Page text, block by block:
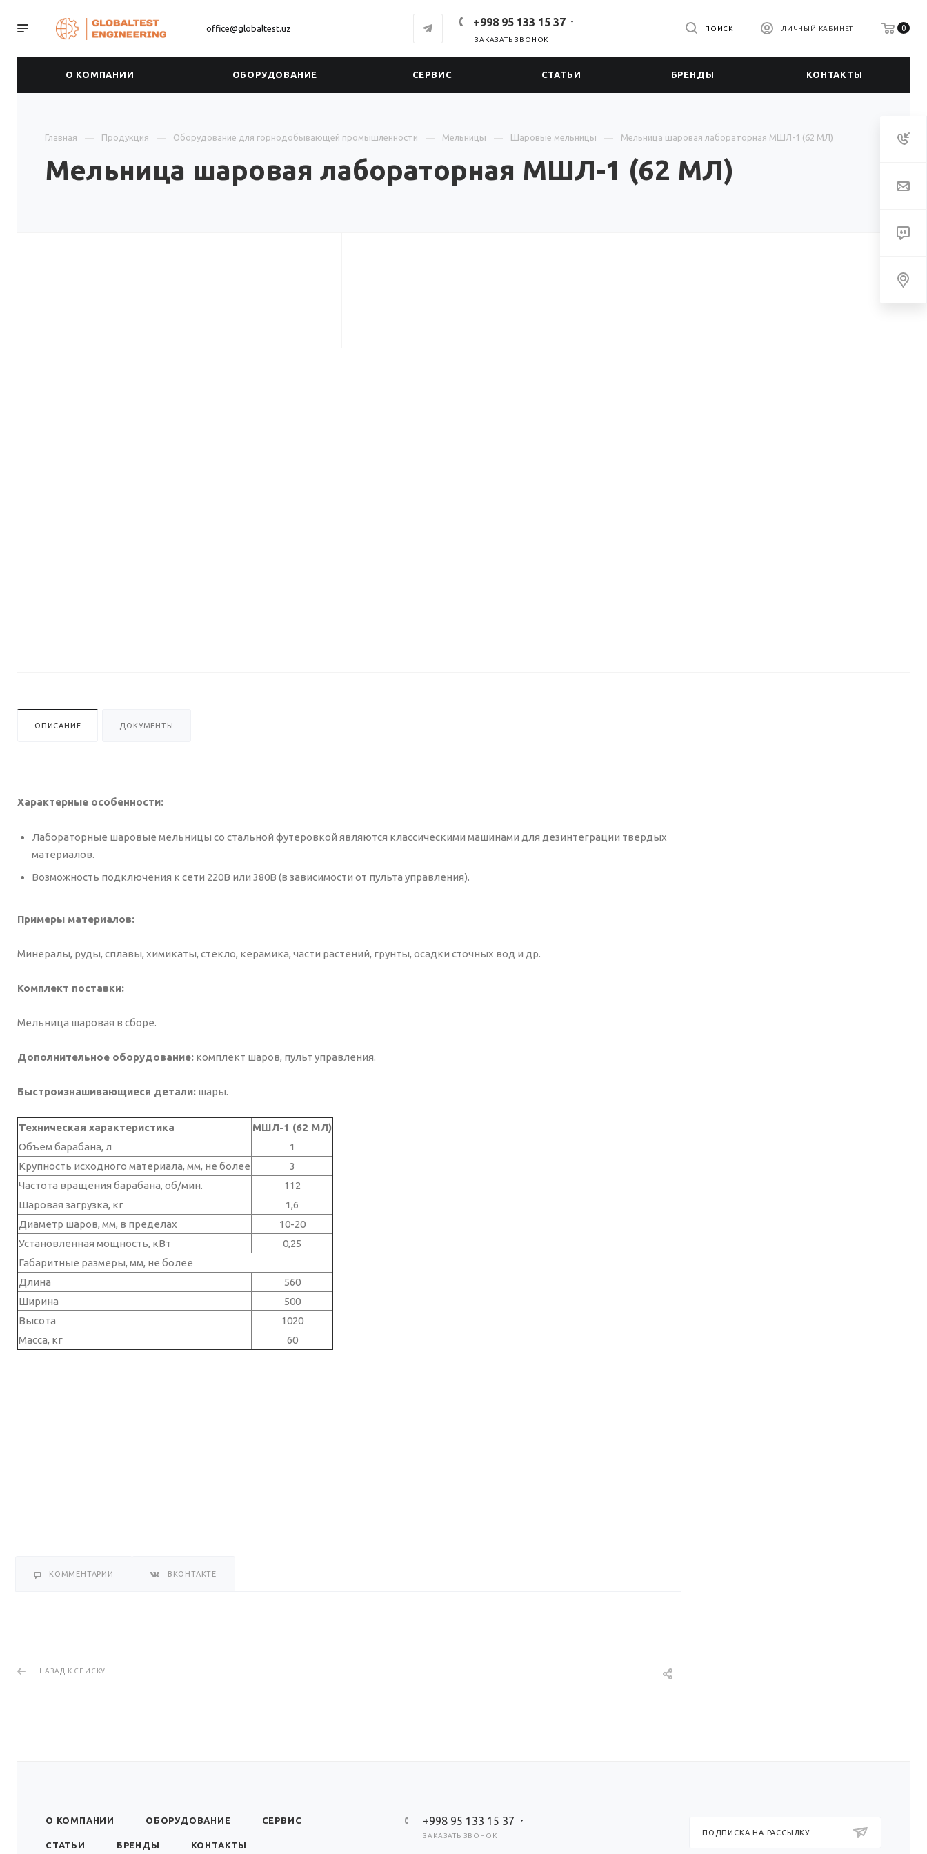
office@globaltest.uz +998 95 133 15 37
ЗАКАЗАТЬ ЗВОНОК
0
ЛИЧНЫЙ КАБИНЕТ
ПОИСК
О КОМПАНИИ ОБОРУДОВАНИЕ СЕРВИС СТАТЬИ БРЕНДЫ КОНТАКТЫ
Главная Продукция Оборудование для горнодобывающей промышленности Мельницы Шаровые мельницы Мельница шаровая лабораторная МШЛ-1 (62 МЛ)
Мельница шаровая лабораторная МШЛ-1 (62 МЛ)
ОПИСАНИЕ ДОКУМЕНТЫ
Характерные особенности:
Лабораторные шаровые мельницы со стальной футеровкой являются классическими машинами для дезинтеграции твердых
материалов.
Возможность подключения к сети 220В или 380В (в зависимости от пульта управления).
Примеры материалов:
Минералы, руды, сплавы, химикаты, стекло, керамика, части растений, грунты, осадки сточных вод и др.
Комплект поставки:
Мельница шаровая в сборе.
Дополнительное оборудование: комплект шаров, пульт управления.
Быстроизнашивающиеся детали: шары.
Техническая характеристика
МШЛ-1 (62 МЛ)
Объем барабана, л
1
Крупность исходного материала, мм, не более
3
Частота вращения барабана, об/мин.
112
Шаровая загрузка, кг
1,6
Диаметр шаров, мм, в пределах
10-20
Установленная мощность, кВт
0,25
Габаритные размеры, мм, не более
Длина
560
Ширина
500
Высота
1020
Масса, кг
60
КОММЕНТАРИИ ВКОНТАКТЕ
НАЗАД К СПИСКУ
О КОМПАНИИ ОБОРУДОВАНИЕ СЕРВИС
СТАТЬИ БРЕНДЫ КОНТАКТЫ
+998 95 133 15 37
ЗАКАЗАТЬ ЗВОНОК ПОДПИСКА НА РАССЫЛКУ